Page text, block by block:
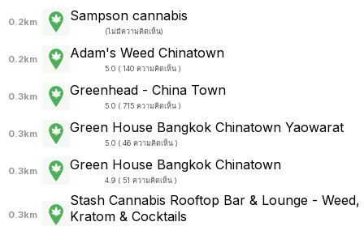
0.2km Sampson cannabis
(ไม่มีความคิดเห็น)
0.2km Adam's Weed Chinatown
5.0 ( 140 ความคิดเห็น )
0.3km Greenhead - China Town
5.0 ( 715 ความคิดเห็น )
0.3km Green House Bangkok Chinatown Yaowarat
5.0 ( 46 ความคิดเห็น )
0.3km Green House Bangkok Chinatown
4.9 ( 51 ความคิดเห็น )
0.3km
Stash Cannabis Rooftop Bar & Lounge - Weed,
Kratom & Cocktails